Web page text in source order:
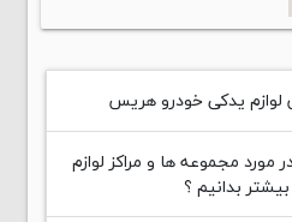
یدکی خودرو هریس
مورد مجموعه ها و مراکز لوازم
بدانیم ؟